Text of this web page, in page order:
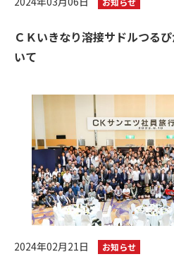
ＣＫいきなり溶接サドルつる
いて
2024年02月21日 お知らせ